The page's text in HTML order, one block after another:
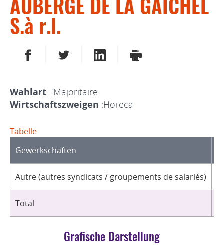
S.à r.l.
AUF FACEBOOK TEILENAUF TWITTER TEILENAUF LINKEDIN TEILEN
DRUCKEN
Wahlart : Majoritaire
Wirtschaftszweigen :Horeca
Tabelle
Gewerkschaften
Autre (autres syndicats / groupements de salariés)
Total
Grafische Darstellung